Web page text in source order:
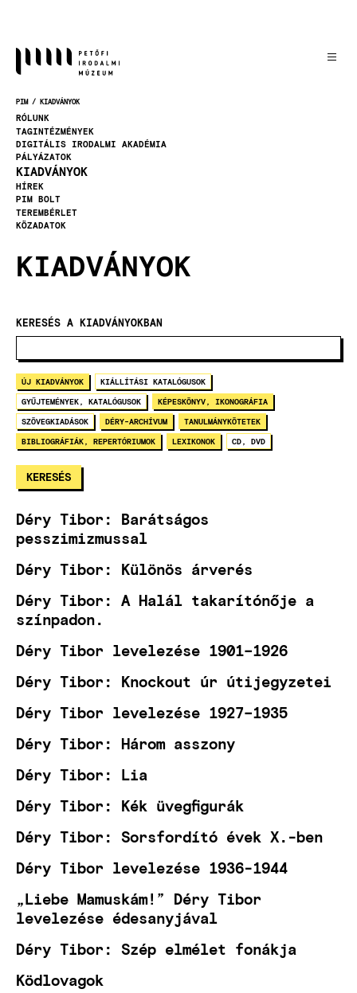
MORZSA
PIM KIADVÁNYOK
RÓLUNK
TAGINTÉZMÉNYEK
DIGITÁLIS IRODALMI AKADÉMIA
PÁLYÁZATOK
KIADVÁNYOK
HÍREK
PIM BOLT
TEREMBÉRLET
KÖZADATOK
KIADVÁNYOK
KERESÉS A KIADVÁNYOKBAN
ÚJ KIADVÁNYOK KIÁLLÍTÁSI KATALÓGUSOK
GYŰJTEMÉNYEK, KATALÓGUSOK KÉPESKÖNYV, IKONOGRÁFIA
SZÖVEGKIADÁSOK DÉRY-ARCHÍVUM TANULMÁNYKÖTETEK
BIBLIOGRÁFIÁK, REPERTÓRIUMOK LEXIKONOK CD, DVD
Déry Tibor: Barátságos
pesszimizmussal
Déry Tibor: Különös árverés
Déry Tibor: A Halál takarítónője a
színpadon.
Déry Tibor levelezése 1901–1926
Déry Tibor: Knockout úr útijegyzetei
Déry Tibor levelezése 1927–1935
Déry Tibor: Három asszony
Déry Tibor: Lia
Déry Tibor: Kék üvegfigurák
Déry Tibor: Sorsfordító évek X.-ben
Déry Tibor levelezése 1936-1944
„Liebe Mamuskám!” Déry Tibor
levelezése édesanyjával
Déry Tibor: Szép elmélet fonákja
Ködlovagok